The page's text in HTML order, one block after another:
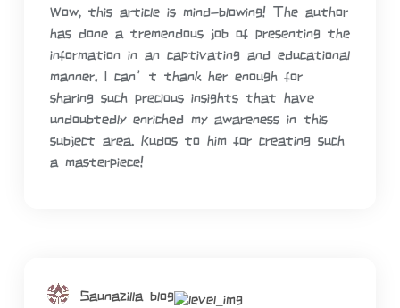
Wow, this article is mind-blowing! The author
has done a tremendous job of presenting the
information in an captivating and educational
manner. I can’t thank her enough for
sharing such precious insights that have
undoubtedly enriched my awareness in this
subject area. Kudos to him for creating such
a masterpiece!
Saunazilla blog